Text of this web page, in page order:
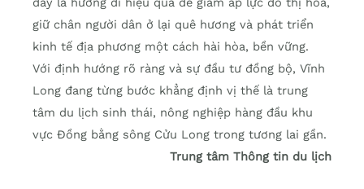
giữ chân người dân ở lại quê hương và phát triển
kinh tế địa phương một cách hài hòa, bền vững.
Với định hướng rõ ràng và sự đầu tư đồng bộ, Vĩnh
Long đang từng bước khẳng định vị thế là trung
tâm du lịch sinh thái, nông nghiệp hàng đầu khu
vực Đồng bằng sông Cửu Long trong tương lai gần.
Trung tâm Thông tin du lịch